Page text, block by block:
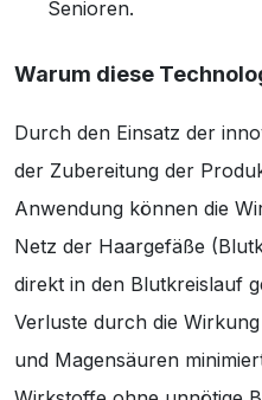
Senioren.
Warum diese
Durch den Einsatz der
der Zubereitung der
Anwendung können die
Netz der Haargefäße
direkt in den Blutkreislauf
Verluste durch die
und Magensäuren